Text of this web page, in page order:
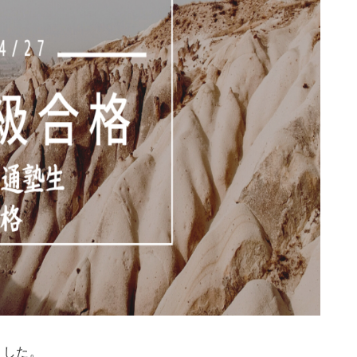
た。
問い合わせ
問い合わせ